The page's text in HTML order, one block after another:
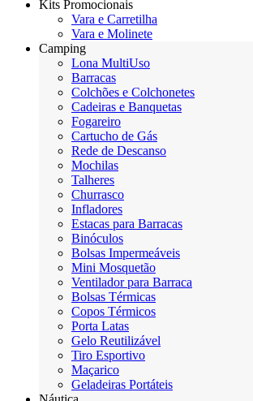
Kits Promocionais
Vara e Carretilha
Vara e Molinete
Camping
Lona MultiUso
Barracas
Colchões e Colchonetes
Cadeiras e Banquetas
Fogareiro
Cartucho de Gás
Rede de Descanso
Mochilas
Talheres
Churrasco
Infladores
Estacas para Barracas
Binóculos
Bolsas Impermeáveis
Mini Mosquetão
Ventilador para Barraca
Bolsas Térmicas
Copos Térmicos
Porta Latas
Gelo Reutilizável
Tiro Esportivo
Maçarico
Geladeiras Portáteis